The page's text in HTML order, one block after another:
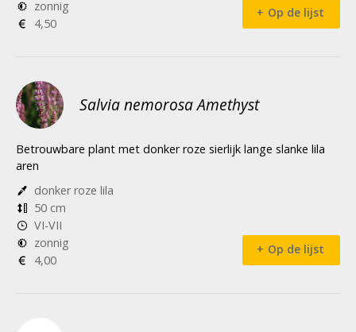
zonnig
4,50
Op de lijst
Salvia nemorosa Amethyst
Betrouwbare plant met donker roze sierlijk lange slanke lila
aren
donker roze lila
50 cm
VI-VII
zonnig
4,00
Op de lijst